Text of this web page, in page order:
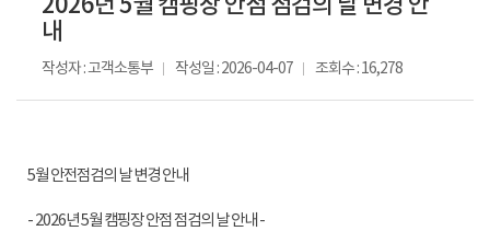
내
작성자 : 고객소통부 작성일 : 2026-04-07 조회수 : 16,278
5월 안전점검의 날 변경 안내
- 2026년 5월 캠핑장 안점 점검의 날 안내 -